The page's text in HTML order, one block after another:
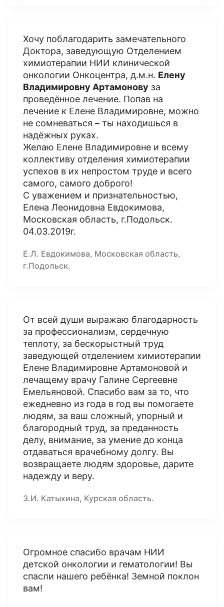
Хочу поблагодарить замечательного
Доктора, заведующую Отделением
химиотерапии НИИ клинической
онкологии Онкоцентра, д.м.н. Елену
Владимировну Артамонову за
проведённое лечение. Попав на
лечение к Елене Владимировне, можно
не сомневаться – ты находишься в
надёжных руках.
Желаю Елене Владимировне и всему
коллективу отделения химиотерапии
успехов в их непростом труде и всего
самого, самого доброго!
С уважением и признательностью,
Елена Леонидовна Евдокимова,
Московская область, г.Подольск.
04.03.2019г.
Е.Л. Евдокимова, Московская область,
г.Подольск.
От всей души выражаю благодарность
за профессионализм, сердечную
теплоту, за бескорыстный труд
заведующей отделением химиотерапии
Елене Владимировне Артамоновой и
лечащему врачу Галине Сергеевне
Емельяновой. Спасибо вам за то, что
ежедневно из года в год вы помогаете
людям, за ваш сложный, упорный и
благородный труд, за преданность
делу, внимание, за умение до конца
отдаваться врачебному долгу. Вы
возвращаете людям здоровье, дарите
надежду и веру.
З.И. Катыхина, Курская область.
Огромное спасибо врачам НИИ
детской онкологии и гематологии! Вы
спасли нашего ребёнка! Земной поклон
вам!